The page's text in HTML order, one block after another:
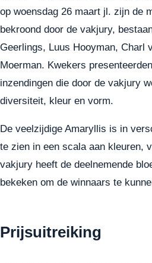
op woensdag 26 maart jl. zijn de
bekroond door de vakjury,
Geerlings, Luus Hooyman, Charl
Moerman. Kwekers
inzendingen die door de vakjury
diversiteit, kleur en vorm.
De veelzijdige Amaryllis is in
te zien in een scala aan kleuren,
vakjury heeft de deelnemende
bekeken om de winnaars te
Prijsuitreiking